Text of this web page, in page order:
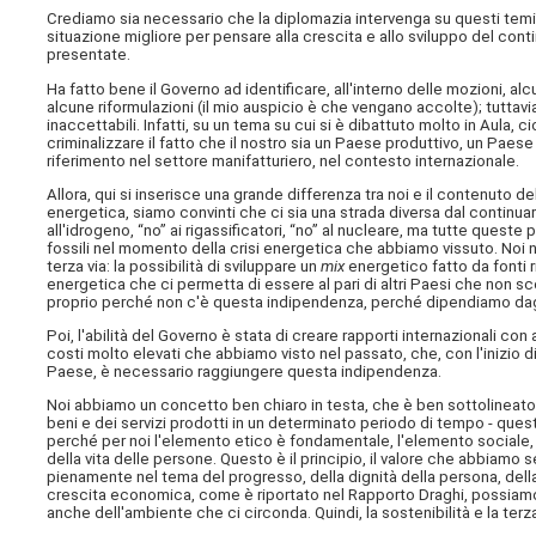
Crediamo sia necessario che la diplomazia intervenga su questi
situazione migliore per pensare alla crescita e allo sviluppo del
presentate.
Ha fatto bene il Governo ad identificare, all'interno delle mozioni,
alcune riformulazioni (il mio auspicio è che vengano accolte);
inaccettabili. Infatti, su un tema su cui si è dibattuto molto in Aula,
criminalizzare il fatto che il nostro sia un Paese produttivo, un
riferimento nel settore manifatturiero, nel contesto internazionale.
Allora, qui si inserisce una grande differenza tra noi e il contenuto
energetica, siamo convinti che ci sia una strada diversa dal
all'idrogeno, “no” ai rigassificatori, “no” al nucleare, ma tutte
fossili nel momento della crisi energetica che abbiamo vissuto. Noi
terza via: la possibilità di sviluppare unmixenergetico fatto da fonti
energetica che ci permetta di essere al pari di altri Paesi che non
proprio perché non c'è questa indipendenza, perché dipendiamo
Poi, l'abilità del Governo è stata di creare rapporti internazionali
costi molto elevati che abbiamo visto nel passato, che, con l'inizio
Paese, è necessario raggiungere questa indipendenza.
Noi abbiamo un concetto ben chiaro in testa, che è ben
beni e dei servizi prodotti in un determinato periodo di tempo -
perché per noi l'elemento etico è fondamentale, l'elemento
della vita delle persone. Questo è il principio, il valore che
pienamente nel tema del progresso, della dignità della persona,
crescita economica, come è riportato nel Rapporto Draghi,
anche dell'ambiente che ci circonda. Quindi, la sostenibilità e la